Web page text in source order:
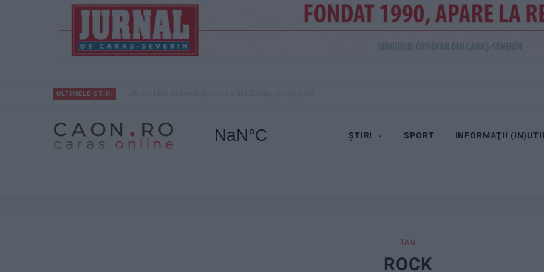
ULTIMELE ȘTIRI
ȘTIRI SPORT INFORMAŢII
TAG
ROCK